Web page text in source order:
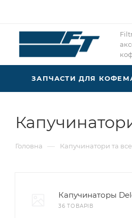
ЗАПЧАСТИ ДЛЯ
Головна — Капучинатори та
Капучинаторы
36 ТОВАРІВ